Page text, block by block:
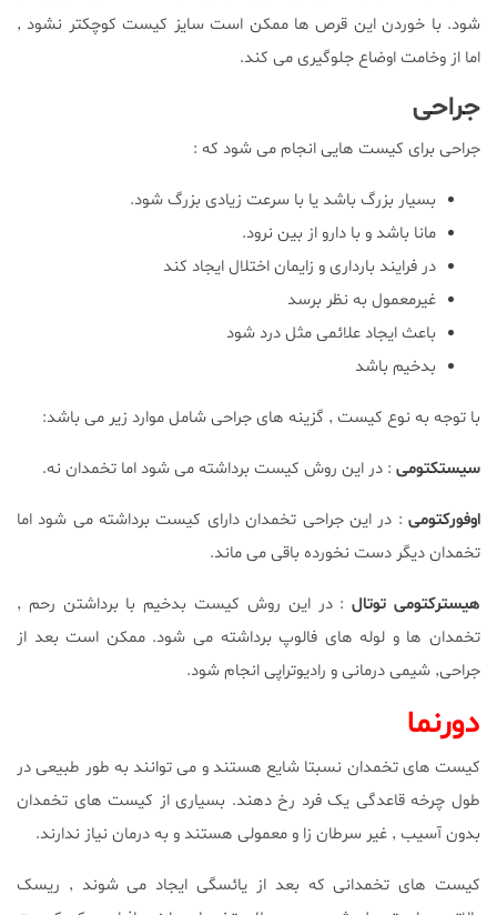
شود. با خوردن این قرص ها ممکن است سایز کیست کوچکتر نشود ٬
اما از وخامت اوضاع جلوگیری می کند.
جراحی
جراحی برای کیست هایی انجام می شود که :
بسیار بزرگ باشد یا با سرعت زیادی بزرگ شود.
مانا باشد و با دارو از بین نرود.
در فرایند بارداری و زایمان اختلال ایجاد کند
غیرمعمول به نظر برسد
باعث ایجاد علائمی مثل درد شود
بدخیم باشد
با توجه به نوع کیست ٬ گزینه های جراحی شامل موارد زیر می باشد:
سیستکتومی : در این روش کیست برداشته می شود اما تخمدان نه.
اوفورکتومی : در این جراحی تخمدان دارای کیست برداشته می شود اما
تخمدان دیگر دست نخورده باقی می ماند.
هیسترکتومی توتال
: در این روش کیست بدخیم با برداشتن رحم ٬
تخمدان ها و لوله های فالوپ برداشته می شود. ممکن است بعد از
جراحی٬ شیمی درمانی و رادیوتراپی انجام شود.
دورنما
کیست های تخمدان نسبتا شایع هستند و می توانند به طور طبیعی در
طول چرخه قاعدگی یک فرد رخ دهند. بسیاری از کیست های تخمدان
بدون آسیب ٬ غیر سرطان زا و معمولی هستند و به درمان نیاز ندارند.
کیست های تخمدانی که بعد از یائسگی ایجاد می شوند ٬ ریسک